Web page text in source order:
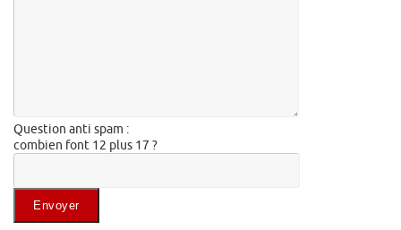
Question anti spam :
combien font 12 plus 17 ?